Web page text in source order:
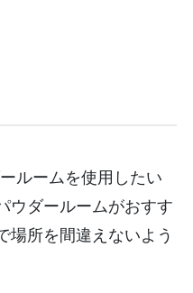
ルームを使用したい
ウダールームがおすす
場所を間違えないよう